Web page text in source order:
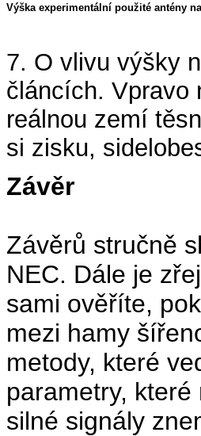
Výška experimentální použité antény
7. O vlivu výšky
článcích. Vpravo
reálnou zemí
si zisku,
Závěr
Závěrů stručně
NEC. Dále je
sami ověříte,
mezi hamy
metody, které
parametry,
silné signály